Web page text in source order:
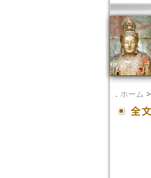
． ホーム >